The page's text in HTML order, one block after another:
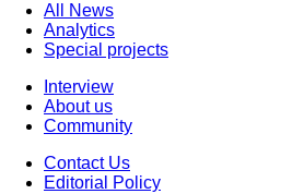
All News
Analytics
Special projects
Interview
About us
Community
Contact Us
Editorial Policy